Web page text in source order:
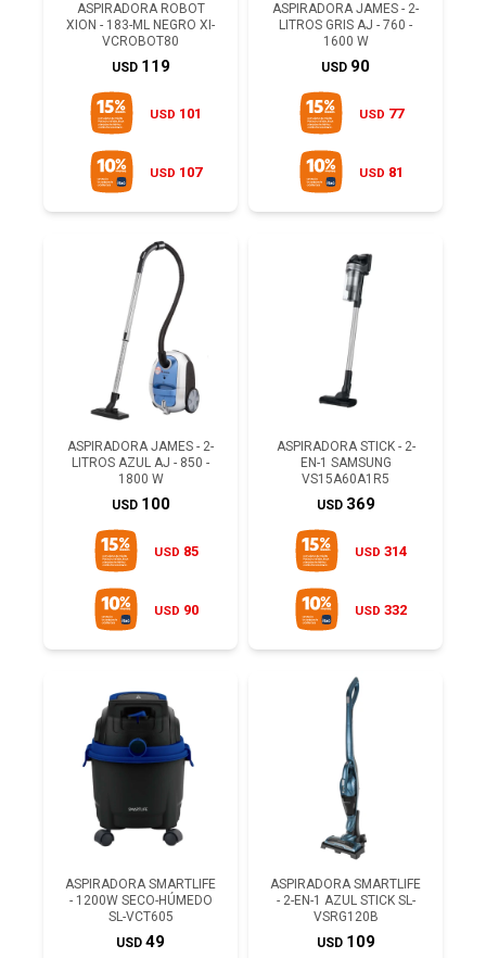
ASPIRADORA ROBOT
XION - 183-ML NEGRO XI-
VCROBOT80
USD 119
USD 101
USD 107
ASPIRADORA JAMES - 2-
LITROS GRIS AJ - 760 -
1600 W
USD 90
USD 77
USD 81
ASPIRADORA JAMES - 2-
LITROS AZUL AJ - 850 -
1800 W
USD 100
USD 85
USD 90
ASPIRADORA STICK - 2-
EN-1 SAMSUNG
VS15A60A1R5
USD 369
USD 314
USD 332
ASPIRADORA SMARTLIFE
- 1200W SECO-HÚMEDO
SL-VCT605
USD 49
ASPIRADORA SMARTLIFE
- 2-EN-1 AZUL STICK SL-
VSRG120B
USD 109